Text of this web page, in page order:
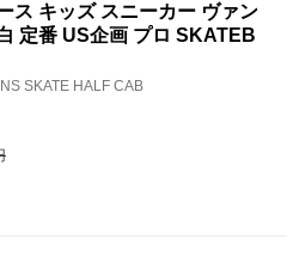
ス キッズ スニーカー ヴァン
定番 US企画 プロ SKATEB
SKATE HALF CAB